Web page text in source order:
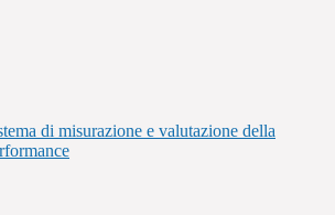
di misurazione e valutazione della